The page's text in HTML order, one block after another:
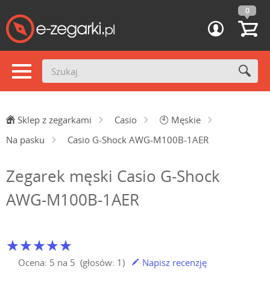
0
Sklep z zegarkami Casio 🕙 Męskie
Na pasku
Casio G-Shock AWG-M100B-1AER
Zegarek męski Casio G-Shock
AWG-M100B-1AER
Ocena: 5 na 5 (głosów: 1) Napisz recenzję